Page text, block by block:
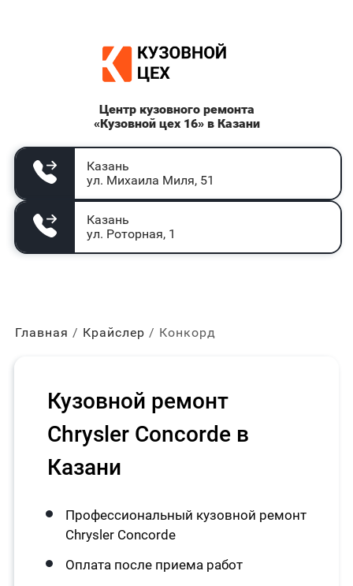
Центр кузовного ремонта
«Кузовной цех 16» в Казани
Казань
ул. Михаила Миля, 51
Казань
ул. Роторная, 1
Главная Крайслер Конкорд
Кузовной ремонт
Chrysler Concorde в
Казани
Профессиональный кузовной ремонт
Chrysler Concorde
Оплата после приема работ